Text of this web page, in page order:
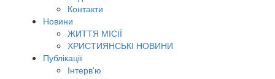
Контакти
Новини
ЖИТТЯ МІСІЇ
ХРИСТИЯНСЬКІ НОВИНИ
Публікації
Інтерв'ю